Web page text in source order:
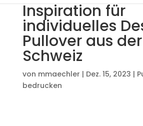
Inspiration für
individuelles
Pullover aus der
Schweiz
von mmaechler | Dez. 15, 2023 |
bedrucken